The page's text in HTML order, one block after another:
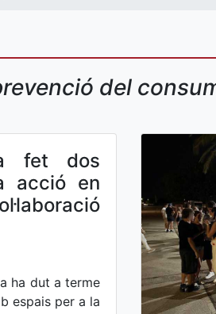
del
fet dos
acció en
ha dut a terme
espais per a la